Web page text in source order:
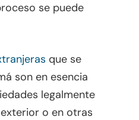
se puede
que se
son en esencia
legalmente
o en otras